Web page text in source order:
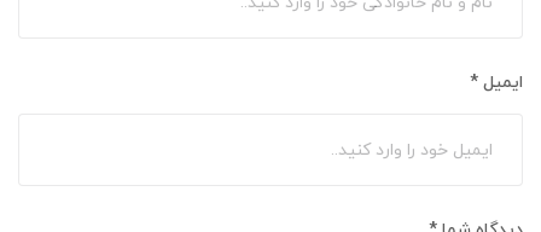
ایمیل *